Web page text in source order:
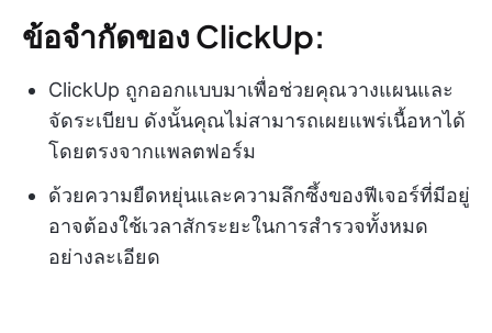
ข้อจำกัดของ ClickUp:
ClickUp ถูกออกแบบมาเพื่อช่วยคุณวางแผนและ
จัดระเบียบ ดังนั้นคุณไม่สามารถเผยแพร่เนื้อหาได้
โดยตรงจากแพลตฟอร์ม
ด้วยความยืดหยุ่นและความลึกซึ้งของฟีเจอร์ที่มีอยู่
อาจต้องใช้เวลาสักระยะในการสำรวจทั้งหมด
อย่างละเอียด